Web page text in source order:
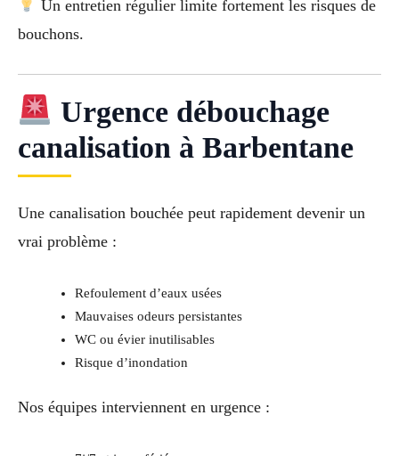
Un entretien régulier limite fortement les risques de
bouchons.
Urgence débouchage
canalisation à Barbentane
Une canalisation bouchée peut rapidement devenir un
vrai problème :
Refoulement d’eaux usées
Mauvaises odeurs persistantes
WC ou évier inutilisables
Risque d’inondation
Nos équipes interviennent en urgence :